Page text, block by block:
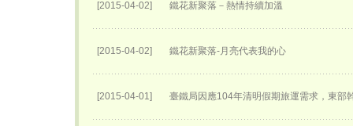
[2015-04-02] 鐵花新聚落－熱情持續加溫
[2015-04-02] 鐵花新聚落-月亮代表我的心
[2015-04-01] 臺鐵局因應104年清明假期旅運需求，東部